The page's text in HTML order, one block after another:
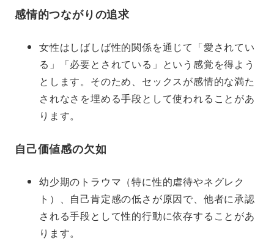
感情的つながりの追求
女性はしばしば性的関係を通じて「愛されてい
る」「必要とされている」という感覚を得よう
とします。そのため、セックスが感情的な満た
されなさを埋める手段として使われることがあ
ります。
自己価値感の欠如
幼少期のトラウマ（特に性的虐待やネグレク
ト）、自己肯定感の低さが原因で、他者に承認
される手段として性的行動に依存することがあ
ります。